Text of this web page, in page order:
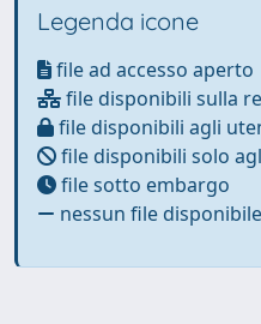
Legenda icone
file ad accesso aperto
file disponibili sulla
file disponibili agli
file disponibili solo
file sotto embargo
nessun file disponibile